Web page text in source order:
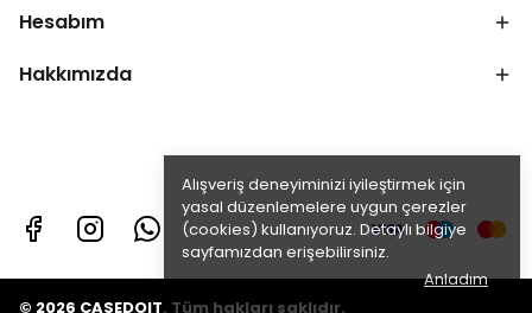
Alışveriş deneyiminizi iyileştirmek için
yasal düzenlemelere uygun çerezler
(cookies) kullanıyoruz. Detaylı bilgiye
sayfamızdan erişebilirsiniz.
Anladım
Hesabım
Hakkımızda
© 2026 CASEDOIT. Tüm hakları saklıdır.